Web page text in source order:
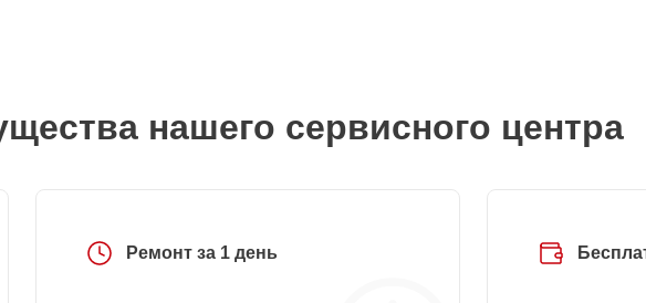
нашего сервисного центра
Ремонт за 1 день